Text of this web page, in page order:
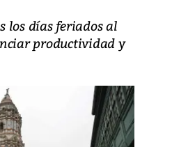
los días feriados al
productividad y